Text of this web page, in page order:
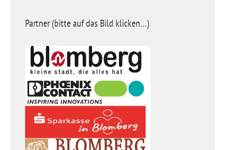
Partner (bitte auf das Bild klicken…)